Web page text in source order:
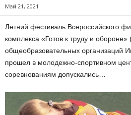
Май 21, 2021
Летний фестиваль Всероссийского
комплекса «Готов к труду и
общеобразовательных организаций
прошел в молодежно-спортивном
соревнованиям допускались…